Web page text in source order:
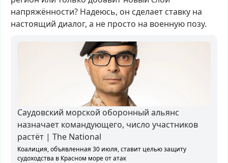
напряжённости? Надеюсь, он сделает ставку на
настоящий диалог, а не просто на военную позу.
Саудовский морской оборонный альянс
назначает командующего, число участников
растёт | The National
Коалиция, объявленная 30 июля, ставит целью защиту
судоходства в Красном море от атак